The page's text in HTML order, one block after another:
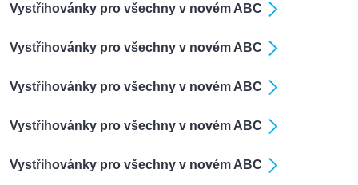
Vystřihovánky pro všechny v novém ABC
Vystřihovánky pro všechny v novém ABC
Vystřihovánky pro všechny v novém ABC
Vystřihovánky pro všechny v novém ABC
Vystřihovánky pro všechny v novém ABC